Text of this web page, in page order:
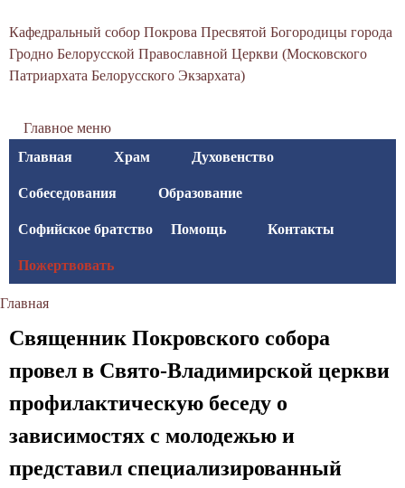
основному
в
я
о
к
р
о
в
с
к
и
Кафедральный собор Покрова Пресвятой Богородицы города
Гродно Белорусской Православной Церкви (Московского
Патриархата Белорусского Экзархата)
Главное меню
Главная
Храм Духовенство
Собеседования Образование
Софийское братство Помощь Контакты
Пожертвовать
здесь
Главная
Священник Покровского собора
провел в Свято-Владимирской церкви
профилактическую беседу о
зависимостях с молодежью и
представил специализированный